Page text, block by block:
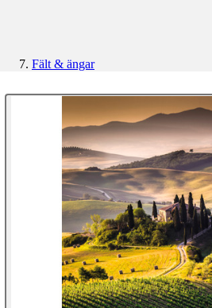
Fält & ängar